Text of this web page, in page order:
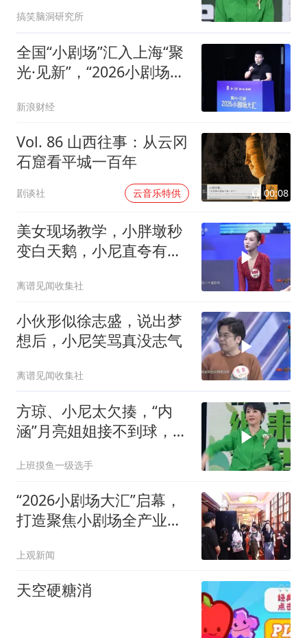
搞笑脑洞研究所
全国“小剧场”汇入上海“聚
光·见新”，“2026小剧场大
新浪财经
Vol. 86 山西往事：从云冈
石窟看平城一百年
剧谈社 云音乐特供 00:08
美女现场教学，小胖墩秒
变白天鹅，小尼直夸有天
离谱见闻收集社
小伙形似徐志盛，说出梦
想后，小尼笑骂真没志气
离谱见闻收集社
方琼、小尼太欠揍，“内
涵”月亮姐姐接不到球，月
上班摸鱼一级选手
“2026小剧场大汇”启幕，
打造聚焦小剧场全产业链
上观新闻
天空硬糖消